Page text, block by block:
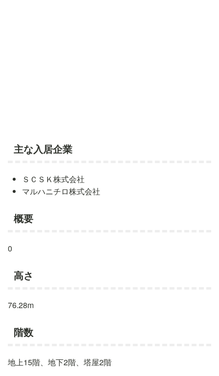
主な入居企業
ＳＣＳＫ株式会社
マルハニチロ株式会社
概要
0
高さ
76.28m
階数
地上15階、地下2階、塔屋2階